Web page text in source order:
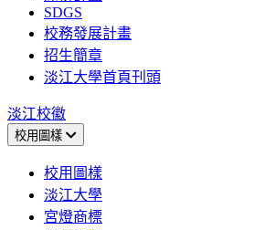
SDGS
校務發展計畫
招生簡章
淡江大學首頁刊頭
淡江校徽
校用圖樣
校用圖樣
淡江大學
宮燈商標